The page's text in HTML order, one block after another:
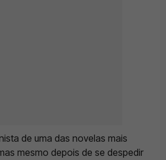
de uma das novelas mais
mesmo depois de se despedir